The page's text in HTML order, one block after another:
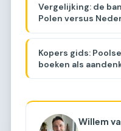
Vergelijking: de
Polen versus
Kopers gids:
boeken als
[BUYER GUIDE]
Willem